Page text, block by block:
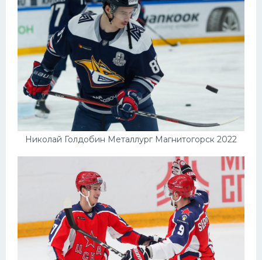
Николай Голдобин Металлург Магнитогорск 2022